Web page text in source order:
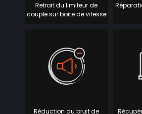
Retrait du limiteur de
couple sur boite de vitesse
Réduction du bruit de